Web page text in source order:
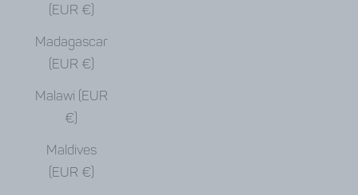
(EUR €)
Madagascar
(EUR €)
Malawi (EUR
€)
Maldives
(EUR €)